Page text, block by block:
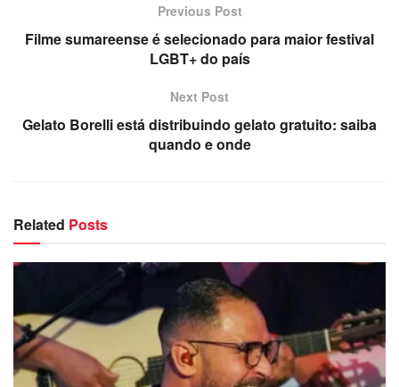
Previous Post
Filme sumareense é selecionado para maior festival
LGBT+ do país
Next Post
Gelato Borelli está distribuindo gelato gratuito: saiba
quando e onde
Related Posts